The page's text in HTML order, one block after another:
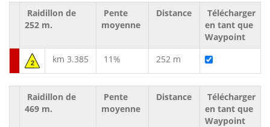
Raidillon de
252 m.
Pente
moyenne
Distance
Télécharger
en tant que
Waypoint
2 km 3.385 11% 252 m
Raidillon de
469 m.
Pente
moyenne
Distance
Télécharger
en tant que
Waypoint